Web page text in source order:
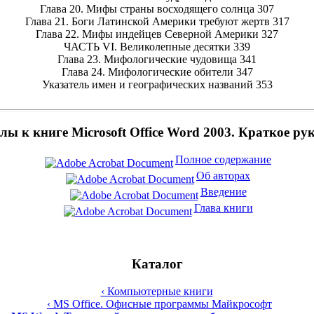
Глава 20. Мифы страны восходящего солнца 307
Глава 21. Боги Латинской Америки требуют жертв 317
Глава 22. Мифы индейцев Северной Америки 327
ЧАСТЬ VI. Великолепные десятки 339
Глава 23. Мифологические чудовища 341
Глава 24. Мифологические обители 347
Указатель имен и географических названий 353
к книге Microsoft Office Word 2003. Краткое
Полное содержание
Об авторах
Введение
Глава книги
Каталог
‹ Компьютерные книги
‹ MS Office. Офисные программы Майкрософт